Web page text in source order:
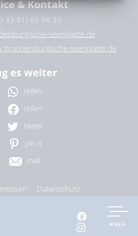
MENÜ
& Kontakt
33 91) 65 96 30
seenplatte.de
seenplatte.de
es weiter
teilen
teilen
tweet
pin it
mail
Datenschutz